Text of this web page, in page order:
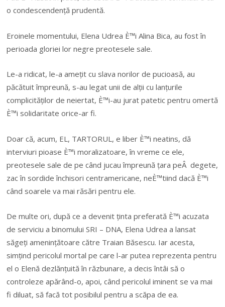
o condescendență prudentă.
Eroinele momentului, Elena Udrea È™i Alina Bica, au fost în
perioada gloriei lor negre preotesele sale.
Le-a ridicat, le-a amețit cu slava norilor de pucioasă, au
păcătuit împreună, s-au legat unii de alții cu lanțurile
complicităților de neiertat, È™i-au jurat patetic pentru omertă
È™i solidaritate orice-ar fi.
Doar că, acum, EL, TARTORUL, e liber È™i neatins, dă
interviuri pioase È™i moralizatoare, în vreme ce ele,
preotesele sale de pe când jucau împreună țara peÂ degete,
zac în sordide închisori centramericane, neÈ™tiind dacă È™i
când soarele va mai răsări pentru ele.
De multe ori, după ce a devenit ținta preferată È™i acuzata
de serviciu a binomului SRI – DNA, Elena Udrea a lansat
săgeți amenințătoare către Traian Băsescu. Iar acesta,
simțind pericolul mortal pe care l-ar putea reprezenta pentru
el o Elenă dezlănțuită în răzbunare, a decis întâi să o
controleze apărând-o, apoi, când pericolul iminent se va mai
fi diluat, să facă tot posibilul pentru a scăpa de ea.